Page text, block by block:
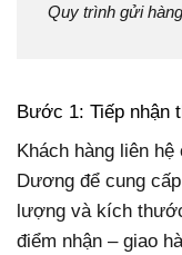
Quy trình gửi
Bước 1: Tiếp nhận
Khách hàng liên
Dương để cung
lượng và kích
điểm nhận – giao